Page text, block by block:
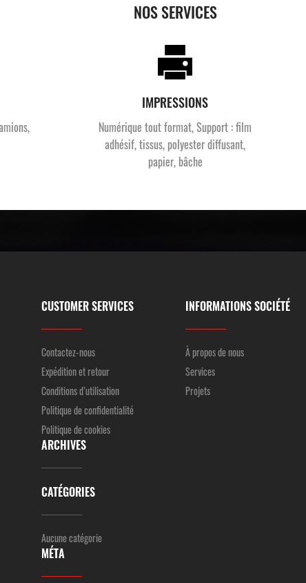
NOS SERVICES
IMPRESSIONS
Numérique tout format, Support : film
adhésif, tissus, polyester diffusant,
papier, bâche
CUSTOMER SERVICES
Contactez-nous
Expédition et retour
Conditions d’utilisation
Politique de confidentialité
Politique de cookies
ARCHIVES
CATÉGORIES
Aucune catégorie
MÉTA
INFORMATIONS SOCIÉTÉ
À propos de nous
Services
Projets